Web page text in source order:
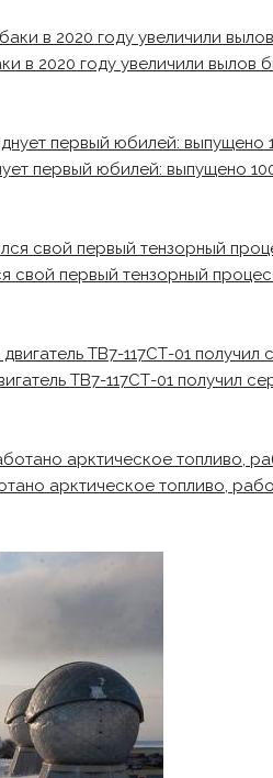
в 2020 году увеличили вылов
первый юбилей: выпущено
свой первый тензорный
ТВ7-117СТ-01 получил
арктическое топливо,